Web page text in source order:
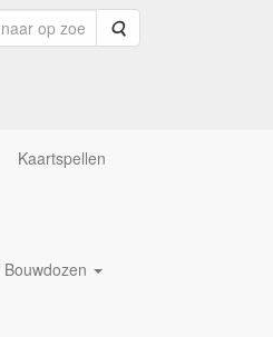
Zoeken
Kaartspellen
Bouwdozen